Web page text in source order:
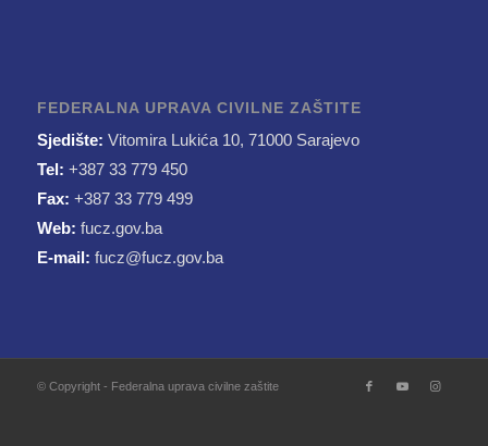
FEDERALNA UPRAVA CIVILNE ZAŠTITE
Sjedište: Vitomira Lukića 10, 71000 Sarajevo
Tel: +387 33 779 450
Fax: +387 33 779 499
Web: fucz.gov.ba
E-mail: fucz@fucz.gov.ba
© Copyright - Federalna uprava civilne zaštite